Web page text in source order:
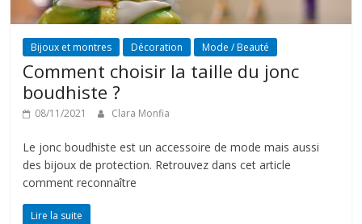
Bijoux et montres Décoration Mode / Beauté
Comment choisir la taille du jonc
boudhiste ?
08/11/2021 Clara Monfia
Le jonc boudhiste est un accessoire de mode mais aussi
des bijoux de protection. Retrouvez dans cet article
comment reconnaître
Lire la suite